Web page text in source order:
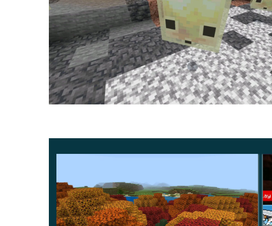
Sulfur Caves kini blend dengan benar bersama chunk
Sulfur Cubes tidak lagi tersangkut setelah mengeluarkan
Sulfur Cubes dengan TNT kini bisa diaktifkan oleh debu
Letusan Potent Sulfur kini bisa mendorong Boat dan blok
Kerusakan visual pada mob saat menggunakan Vibrant
Musik kembali hadir di bioma Mega Taiga dan Redwood
bagiandownload APK Minecraft.
Peningkatan Sulfur Cube